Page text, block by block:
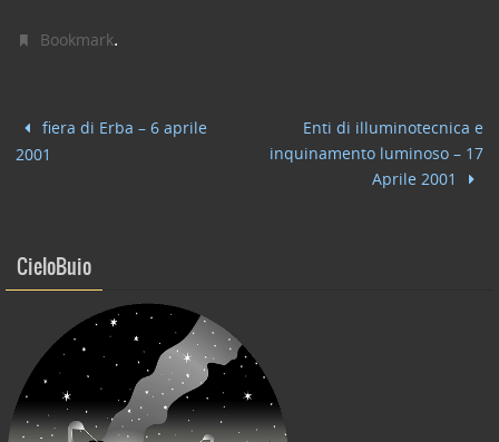
c
b
itt
dI
Bookmark.
fiera di Erba – 6 aprile
2001
Enti di illuminotecnica e
inquinamento luminoso – 17
Aprile 2001
CieloBuio